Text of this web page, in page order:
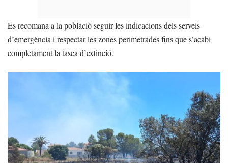
Es recomana a la població seguir les indicacions dels serveis
d’emergència i respectar les zones perimetrades fins que s’acabi
completament la tasca d’extinció.